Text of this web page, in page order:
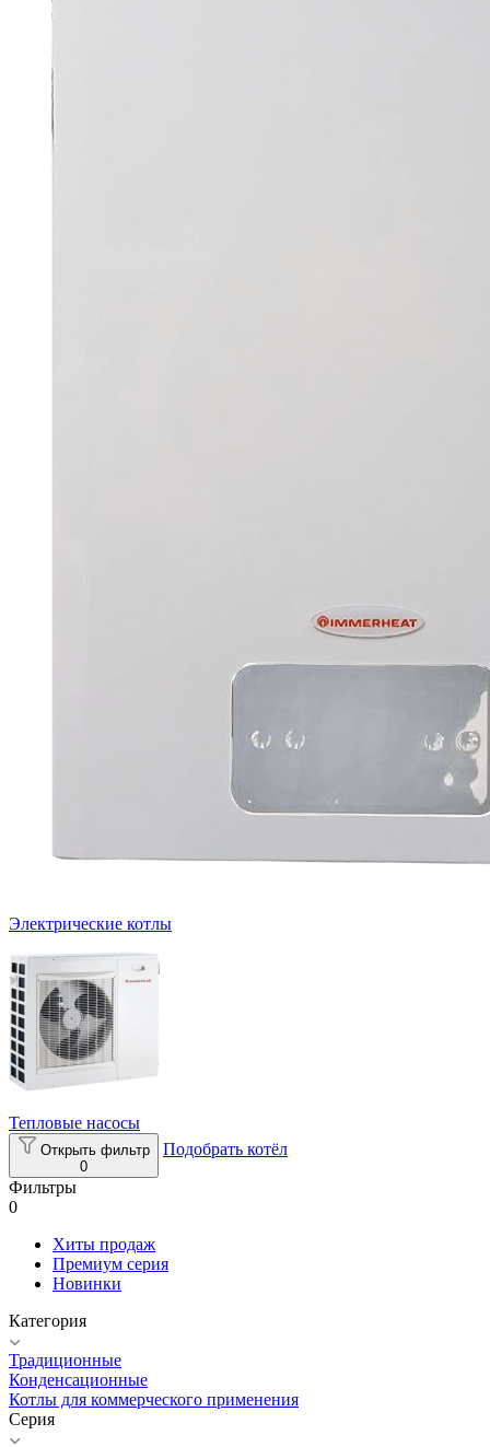
Электрические котлы
Тепловые насосы
Открыть фильтр
0
Подобрать котёл
Фильтры
0
Хиты продаж
Премиум серия
Новинки
Категория
Традиционные
Конденсационные
Котлы для коммерческого применения
Серия